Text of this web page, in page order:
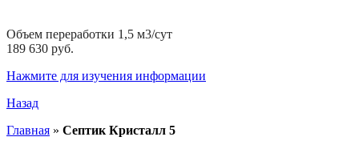
Объем переработки 1,5 м3/сут
189 630 руб.
Нажмите для изучения информации
Назад
Главная » Септик Кристалл 5